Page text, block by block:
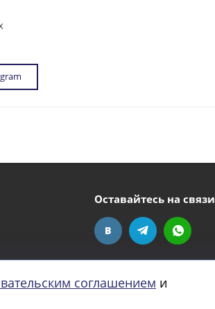
Оставайтесь на связи
Задать вопрос
соглашением и